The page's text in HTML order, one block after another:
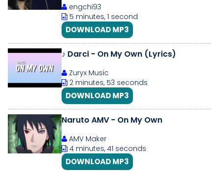
engchi93
5 minutes, 1 second
DOWNLOAD MP3
♪ Darci - On My Own (Lyrics)
Zuryx Music
2 minutes, 53 seconds
DOWNLOAD MP3
Naruto AMV - On My Own
AMV Maker
4 minutes, 41 seconds
DOWNLOAD MP3